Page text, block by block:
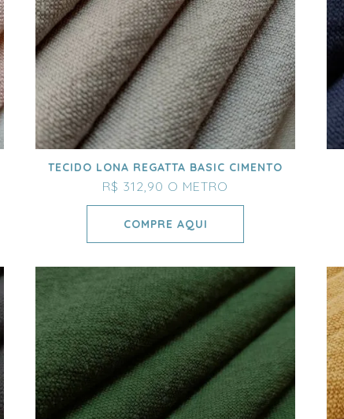
TECIDO LONA REGATTA BASIC CIMENTO
R$ 312,90 O METRO
COMPRE AQUI